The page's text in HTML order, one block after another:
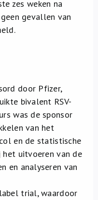
zes weken na
gevallen van
door Pfizer,
bivalent RSV-
was de sponsor
van het
en de statistische
het uitvoeren van de
en analyseren van
trial, waardoor